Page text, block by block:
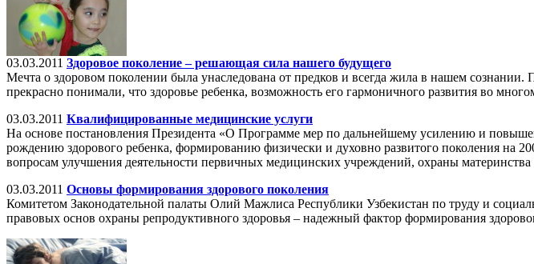
03.03.2011 Здоровое поколение – решающая сила нашего будущего
Мечта о здоровом поколении была унаследована от предков и всегда жила в нашем
прекрасно понимали, что здоровье ребенка, возможность его гармоничного развития во
03.03.2011 Квалифицированные медицинские услуги
На основе постановления Президента «О Программе мер по дальнейшему усилению и
рождению здорового ребенка, формированию физически и духовно развитого поколения на
вопросам улучшения деятельности первичных медицинских учреждений, охраны материнства
03.03.2011 Основы формирования здорового поколения
Комитетом Законодательной палаты Олий Мажлиса Республики Узбекистан по труду и
правовых основ охраны репродуктивного здоровья – надежный фактор формирования